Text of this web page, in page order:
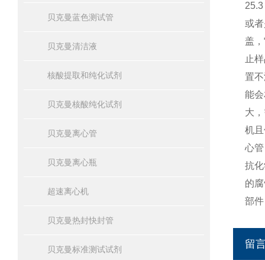
贝克曼蓝色测试管
贝克曼清洁液
核酸提取和纯化试剂
贝克曼核酸纯化试剂
贝克曼离心管
贝克曼离心瓶
超速离心机
贝克曼热封快封管
贝克曼标准测试试剂
或
盖
止
置
能
大
机
心
抗
的
部
留